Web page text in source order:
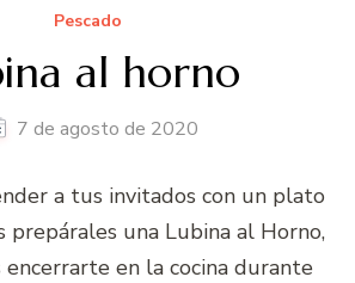
Pescado
al horno
7 de agosto de 2020
a tus invitados con un plato
prepárales una Lubina al Horno,
encerrarte en la cocina durante